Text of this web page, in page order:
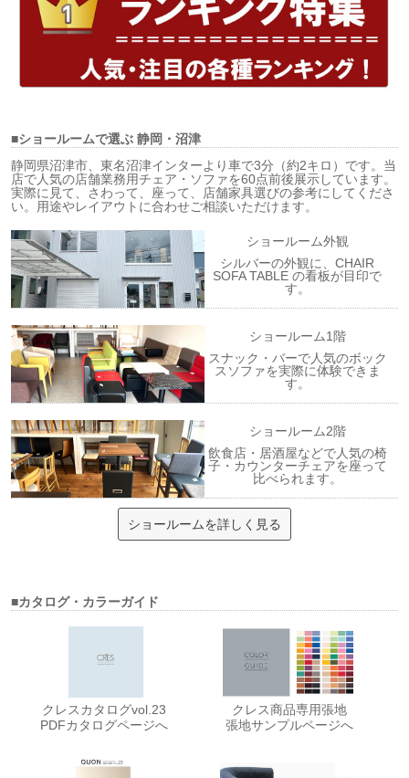
■ショールームで選ぶ静岡・沼津
静岡県沼津市、東名沼津インターより車で3分（約2キロ）です。当
店で人気の店舗業務用チェア・ソファを60点前後展示しています。
実際に見て、さわって、座って、店舗家具選びの参考にしてくださ
い。用途やレイアウトに合わせご相談いただけます。
ショールーム外観
シルバーの外観に、CHAIR
SOFA TABLE の看板が目印で
す。
ショールーム1階
スナック・バーで人気のボック
スソファを実際に体験できま
す。
ショールーム2階
飲食店・居酒屋などで人気の椅
子・カウンターチェアを座って
比べられます。
ショールームを詳しく見る
■カタログ・カラーガイド
クレスカタログvol.23
PDFカタログページへ
クレス商品専用張地
張地サンプルページへ